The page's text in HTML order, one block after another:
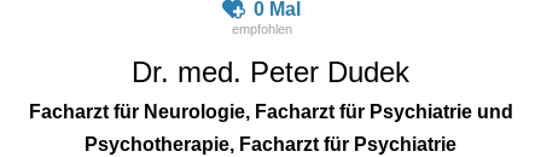
0 Mal
Dr. med. Peter Dudek
Facharzt für Neurologie, Facharzt für Psychiatrie und
Psychotherapie, Facharzt für Psychiatrie